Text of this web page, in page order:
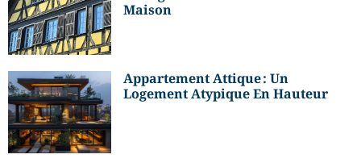
Maison
Appartement Attique : Un
Logement Atypique En Hauteur